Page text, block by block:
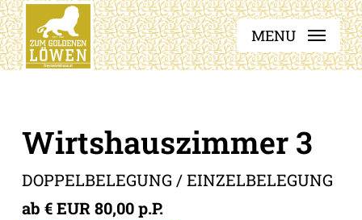
Skip
to
main
MENU
Wirtshauszimmer 3
DOPPELBELEGUNG / EINZELBELEGUNG
ab € EUR 80,00 p.P.